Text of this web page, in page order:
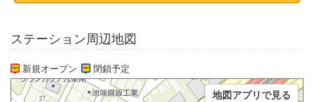
ステーション周辺地図
新規オープン 閉鎖予定
地図アプリで見る